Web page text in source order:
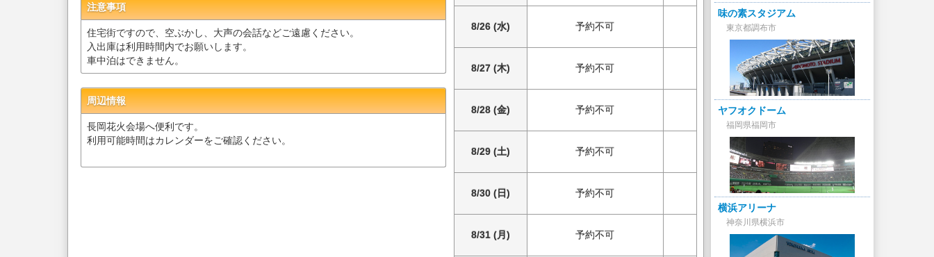
注意事項
住宅街ですので、空ぶかし、大声の会話などご遠慮ください。
入出庫は利用時間内でお願いします。
車中泊はできません。
周辺情報
長岡花火会場へ便利です。
利用可能時間はカレンダーをご確認ください。
8/26 (水) 予約不可
8/27 (木) 予約不可
8/28 (金) 予約不可
8/29 (土) 予約不可
8/30 (日) 予約不可
8/31 (月) 予約不可
味の素スタジアム
東京都調布市
ヤフオクドーム
福岡県福岡市
横浜アリーナ
神奈川県横浜市